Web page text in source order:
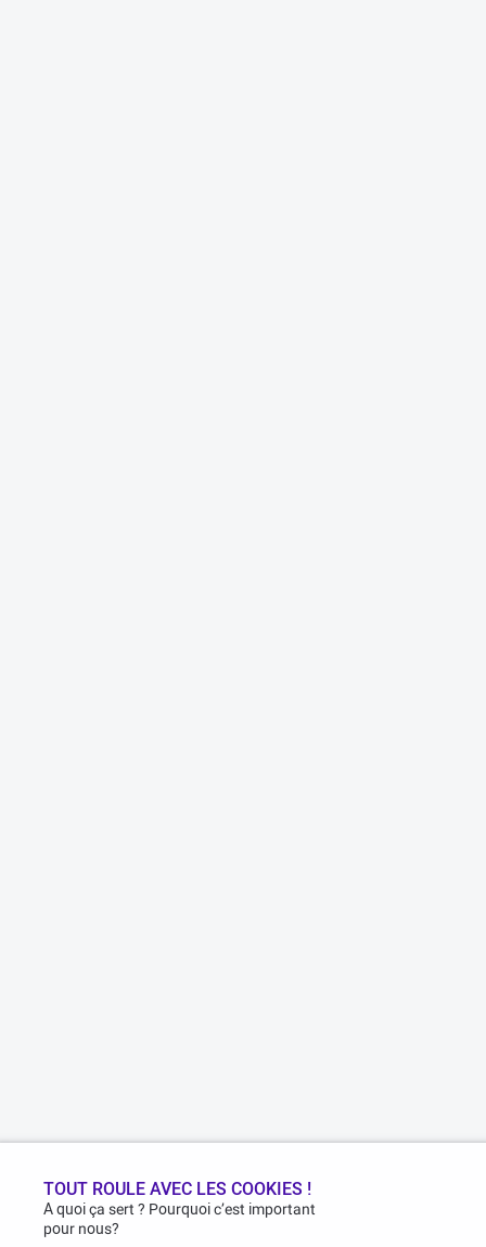
TOUT ROULE AVEC LES COOKIES !
A quoi ça sert ? Pourquoi c’est important
pour nous?